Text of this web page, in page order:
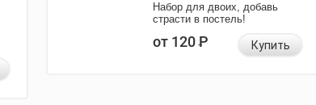
Набор для двоих, добавь
страсти в постель!
от 120Р Купить